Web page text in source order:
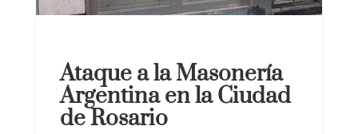
Ataque a la Masonería
Argentina en la Ciudad
de Rosario